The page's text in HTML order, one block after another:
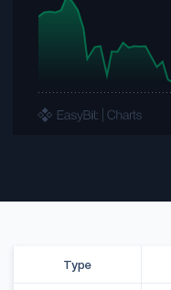
Type